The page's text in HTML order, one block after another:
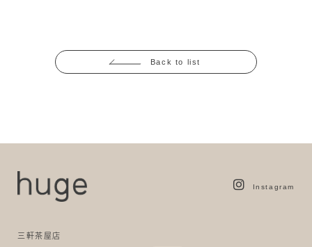
Back to list
Instagram
三軒茶屋店